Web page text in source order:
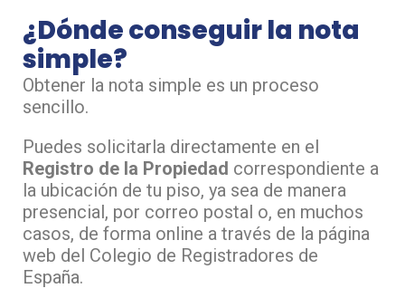
¿Dónde conseguir la nota
simple?
Obtener la nota simple es un proceso
sencillo.
Puedes solicitarla directamente en el
Registro de la Propiedad correspondiente a
la ubicación de tu piso, ya sea de manera
presencial, por correo postal o, en muchos
casos, de forma online a través de la página
web del Colegio de Registradores de
España.